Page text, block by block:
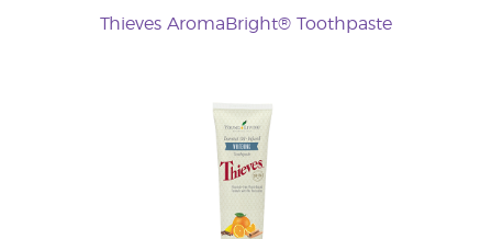
Thieves AromaBright® Toothpaste